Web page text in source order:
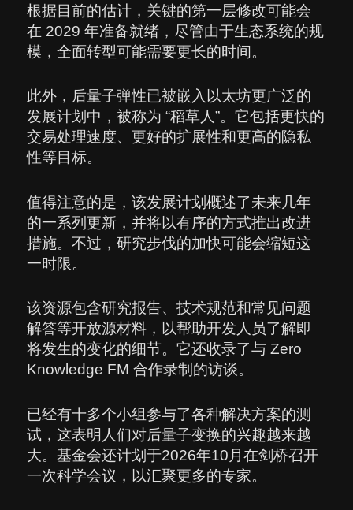
根据目前的估计，关键的第一层修改可能会
在 2029 年准备就绪，尽管由于生态系统的规
模，全面转型可能需要更长的时间。
此外，后量子弹性已被嵌入以太坊更广泛的
发展计划中，被称为 “稻草人”。它包括更快的
交易处理速度、更好的扩展性和更高的隐私
性等目标。
值得注意的是，该发展计划概述了未来几年
的一系列更新，并将以有序的方式推出改进
措施。不过，研究步伐的加快可能会缩短这
一时限。
该资源包含研究报告、技术规范和常见问题
解答等开放源材料，以帮助开发人员了解即
将发生的变化的细节。它还收录了与 Zero
Knowledge FM 合作录制的访谈。
已经有十多个小组参与了各种解决方案的测
试，这表明人们对后量子变换的兴趣越来越
大。基金会还计划于2026年10月在剑桥召开
一次科学会议，以汇聚更多的专家。